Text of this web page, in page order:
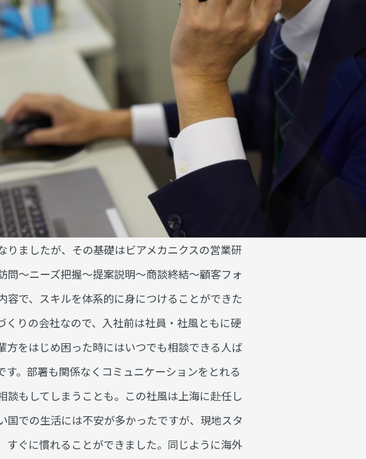
りましたが、その基礎はビアメカニクスの営業研
〜ニーズ把握〜提案説明〜商談終結〜顧客フォ
容で、スキルを体系的に身につけることができた
くりの会社なので、入社前は社員・社風ともに硬
方をはじめ困った時にはいつでも相談できる人ば
。部署も関係なくコミュニケーションをとれる
談もしてしまうことも。この社風は上海に赴任し
国での生活には不安が多かったですが、現地スタ
すぐに慣れることができました。同じように海外